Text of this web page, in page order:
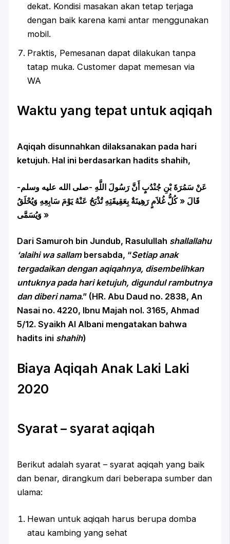
dekat. Kondisi masakan akan tetap terjaga
dengan baik karena kami antar menggunakan
mobil.
Praktis, Pemesanan dapat dilakukan tanpa
tatap muka. Customer dapat memesan via
WA
Waktu yang tepat untuk aqiqah
Aqiqah disunnahkan dilaksanakan pada hari
ketujuh. Hal ini berdasarkan hadits shahih,
عَنْ سَمُرَةَ بْنِ جُنْدُبٍ أَنَّ رَسُولَ اللَّهِ -صلى الله عليه وسلم-
قَالَ « كُلُّ غُلاَمٍ رَهِينَةٌ بِعَقِيقَتِهِ تُذْبَحُ عَنْهُ يَوْمَ سَابِعِهِ وَيُحْلَقُ
وَيُسَمَّى »
Dari Samuroh bin Jundub, Rasulullah shallallahu
‘alaihi wa sallambersabda, “Setiap anak
tergadaikan dengan aqiqahnya, disembelihkan
untuknya pada hari ketujuh, digundul rambutnya
dan diberi nama.” (HR. Abu Daud no. 2838, An
Nasai no. 4220, Ibnu Majah nol. 3165, Ahmad
5/12. Syaikh Al Albani mengatakan bahwa
hadits ini shahih)
Biaya Aqiqah Anak Laki Laki
2020
Syarat – syarat aqiqah
Berikut adalah syarat – syarat aqiqah yang baik
dan benar, dirangkum dari beberapa sumber dan
ulama:
Hewan untuk aqiqah harus berupa domba
atau kambing yang sehat